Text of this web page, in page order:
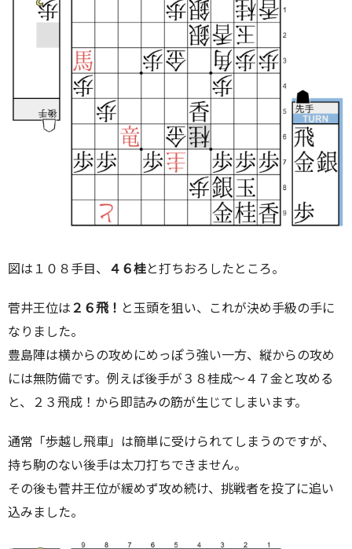
図は１０８手目、 ４６桂と打ちおろしたところ。
菅井王位は ２６飛！ と玉頭を狙い、これが決め手級の手に
なりました。
豊島陣は横からの攻めにめっぽう強い一方、縦からの攻め
には無防備です。例えば後手が３８桂成～４７金と攻める
と、２３飛成！から即詰みの筋が生じてしまいます。
通常「歩越し飛車」は簡単に受けられてしまうのですが、
持ち駒のない後手は太刀打ちできません。
その後も菅井王位が緩めず攻め続け、挑戦者を投了に追い
込みました。